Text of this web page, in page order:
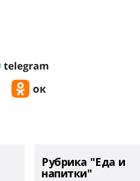
Рубрика "Еда и
напитки"